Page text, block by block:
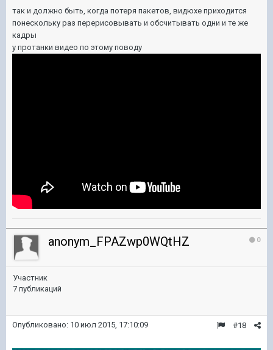
так и должно быть, когда потеря пакетов, видюхе приходится
понескольку раз перерисовывать и обсчитывать одни и те же
кадры
у протанки видео по этому поводу
0
anonym_FPAZwp0WQtHZ
Участник
7 публикаций
#18
Опубликовано: 10 июл 2015, 17:10:09